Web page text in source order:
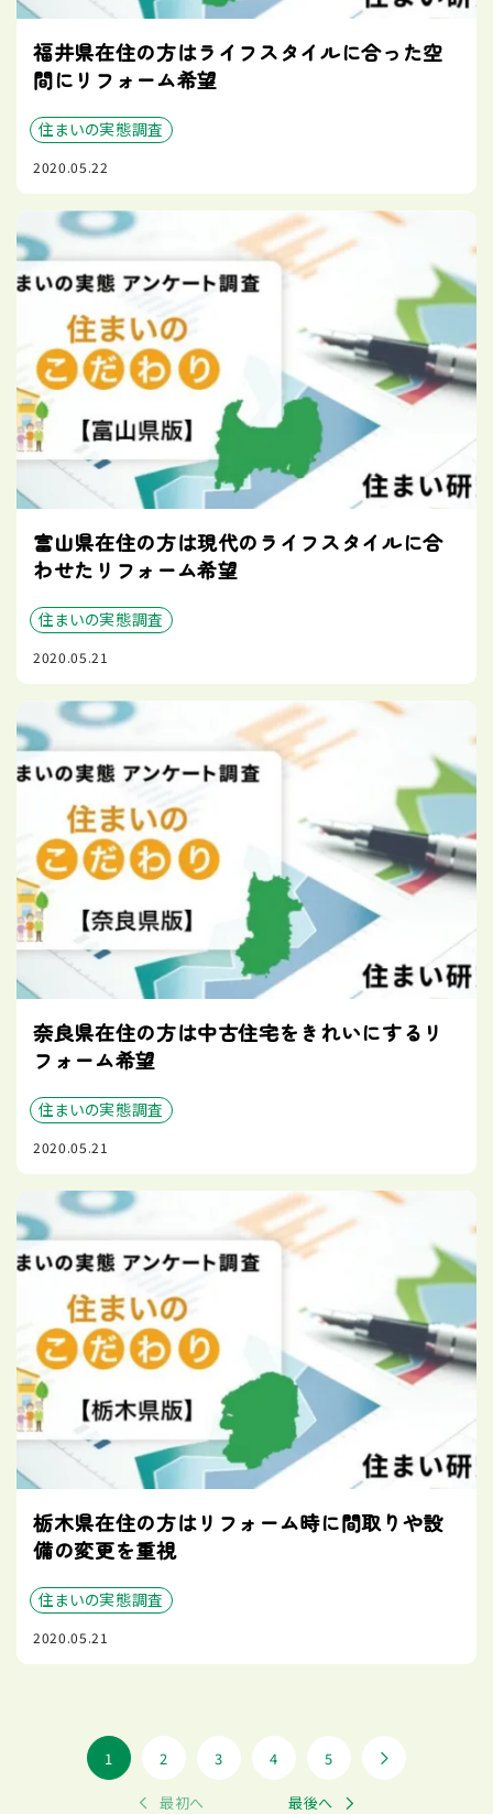
福井県在住の方はライフスタイルに合った空
間にリフォーム希望
住まいの実態調査
2020.05.22
富山県在住の方は現代のライフスタイルに合
わせたリフォーム希望
住まいの実態調査
2020.05.21
奈良県在住の方は中古住宅をきれいにするリ
フォーム希望
住まいの実態調査
2020.05.21
栃木県在住の方はリフォーム時に間取りや設
備の変更を重視
住まいの実態調査
2020.05.21
最初へ
1 2 3 4 5
最後へ